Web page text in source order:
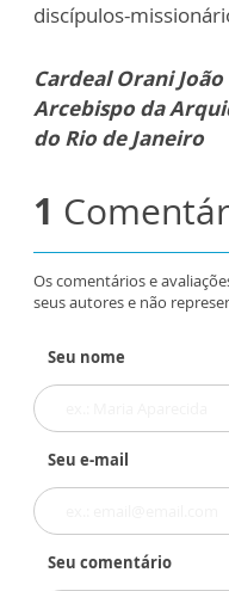
discípulos-
Cardeal Orani
Arcebispo da
do Rio de Janeiro
1
Os comentários e
seus autores e não
Seu nome
Seu e-mail
Seu comentário